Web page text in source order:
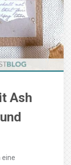
Ash
eine